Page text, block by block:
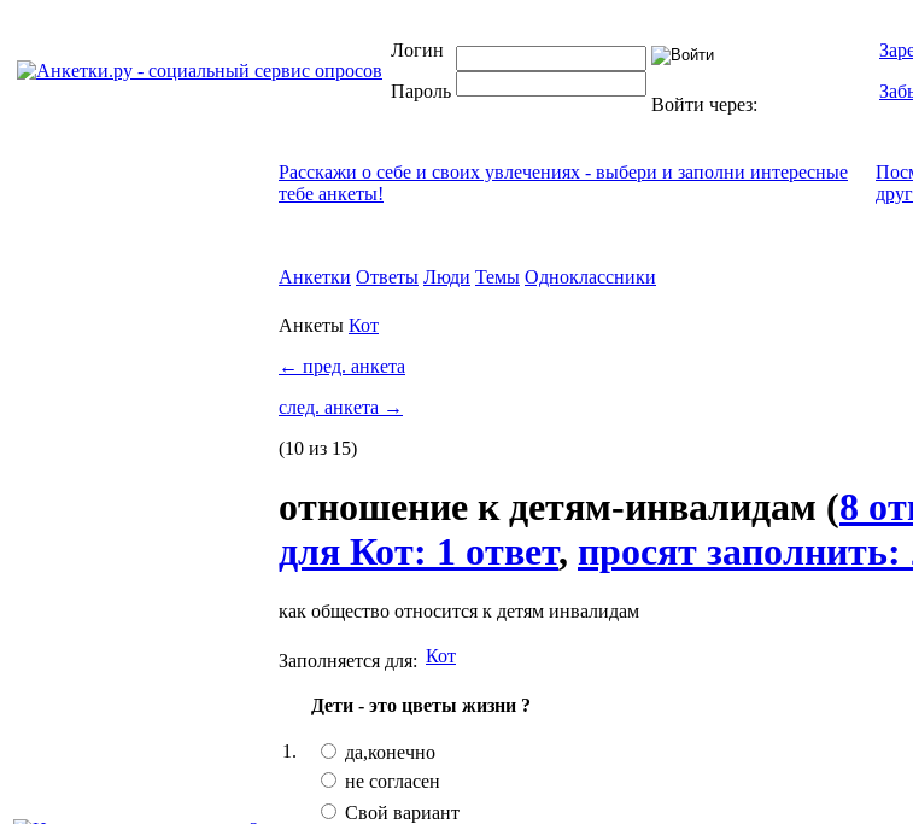
Логин
Пароль
Войти через:
Расскажи о себе и своих увлечениях - выбери и заполни интересные
тебе анкеты!
Анкетки Ответы Люди Темы Одноклассники
Анкеты Кот
← пред. анкета
след. анкета →
(10 из 15)
отношение к детям-инвалидам (8
для Кот: 1 ответ, просят заполнить:
как общество относится к детям инвалидам
Заполняется для: Кот
1.
Дети - это цветы жизни ?
да,конечно
не согласен
Свой вариант